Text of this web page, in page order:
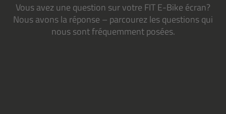
Vous avez une question sur votre FIT E-Bike écran?
Nous avons la réponse – parcourez les questions qui
nous sont fréquemment posées.